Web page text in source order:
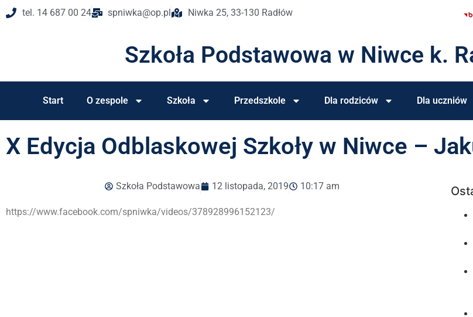
tel. 14 687 00 24 spniwka@op.pl Niwka 25, 33-130 Radłów
Szkoła Podstawowa w Niwce k.
Start O zespole Szkoła Przedszkole Dla rodziców Dla uczniów
X Edycja Odblaskowej Szkoły w Niwce –
Szkoła Podstawowa 12 listopada, 2019 10:17 am
https://www.facebook.com/spniwka/videos/378928996152123/